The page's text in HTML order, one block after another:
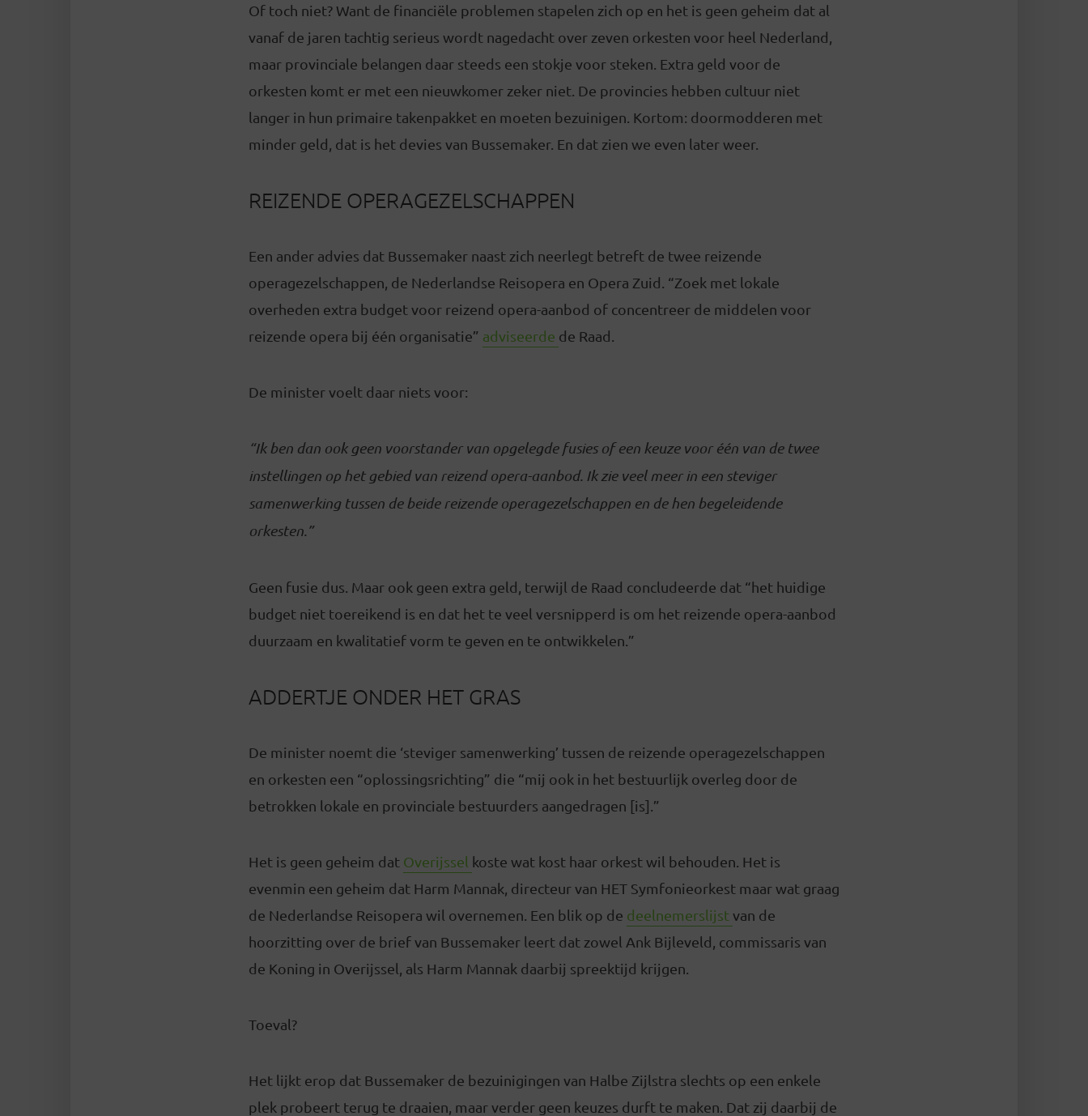
Of toch niet? Want de financiële problemen stapelen zich op en het is geen geheim dat al
vanaf de jaren tachtig serieus wordt nagedacht over zeven orkesten voor heel Nederland,
maar provinciale belangen daar steeds een stokje voor steken. Extra geld voor de
orkesten komt er met een nieuwkomer zeker niet. De provincies hebben cultuur niet
langer in hun primaire takenpakket en moeten bezuinigen. Kortom: doormodderen met
minder geld, dat is het devies van Bussemaker. En dat zien we even later weer.
REIZENDE OPERAGEZELSCHAPPEN
Een ander advies dat Bussemaker naast zich neerlegt betreft de twee reizende
operagezelschappen, de Nederlandse Reisopera en Opera Zuid. “Zoek met lokale
overheden extra budget voor reizend opera-aanbod of concentreer de middelen voor
reizende opera bij één organisatie” adviseerde de Raad.
De minister voelt daar niets voor:
“Ik ben dan ook geen voorstander van opgelegde fusies of een keuze voor één van de twee
instellingen op het gebied van reizend opera-aanbod. Ik zie veel meer in een steviger
samenwerking tussen de beide reizende operagezelschappen en de hen begeleidende
orkesten.”
Geen fusie dus. Maar ook geen extra geld, terwijl de Raad concludeerde dat “het huidige
budget niet toereikend is en dat het te veel versnipperd is om het reizende opera-aanbod
duurzaam en kwalitatief vorm te geven en te ontwikkelen.”
ADDERTJE ONDER HET GRAS
De minister noemt die ‘steviger samenwerking’ tussen de reizende operagezelschappen
en orkesten een “oplossingsrichting” die “mij ook in het bestuurlijk overleg door de
betrokken lokale en provinciale bestuurders aangedragen [is].”
Het is geen geheim dat Overijssel koste wat kost haar orkest wil behouden. Het is
evenmin een geheim dat Harm Mannak, directeur van HET Symfonieorkest maar wat graag
de Nederlandse Reisopera wil overnemen. Een blik op de deelnemerslijstvan de
hoorzitting over de brief van Bussemaker leert dat zowel Ank Bijleveld, commissaris van
de Koning in Overijssel, als Harm Mannak daarbij spreektijd krijgen.
Toeval?
Het lijkt erop dat Bussemaker de bezuinigingen van Halbe Zijlstra slechts op een enkele
plek probeert terug te draaien, maar verder geen keuzes durft te maken. Dat zij daarbij de